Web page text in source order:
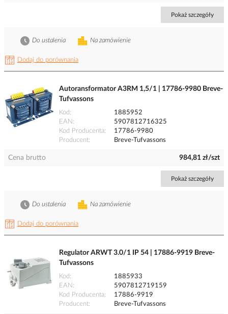
Pokaż szczegóły
Dodaj do porównania
Na zamówienie
Do ustalenia
Autoransformator A3RM 1,5/1 | 17786-9980 Breve-
Tufvassons
Kod
1885952
EAN
5907812716325
Kod Producenta
17786-9980
Producent
Breve-Tufvassons
Cena brutto 984,81 zł/szt
Pokaż szczegóły
Dodaj do porównania
Na zamówienie
Do ustalenia
Regulator ARWT 3.0/1 IP 54 | 17886-9919 Breve-
Tufvassons
Kod
1885933
EAN
5907812719159
Kod Producenta
17886-9919
Producent
Breve-Tufvassons